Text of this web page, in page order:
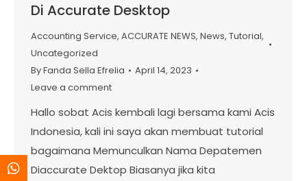
Di Accurate Desktop
Accounting Service, ACCURATE NEWS, News, Tutorial,
Uncategorized
ByFanda Sella Efrelia
April 14, 2023
Leave a comment
Hallo sobat Acis kembali lagi bersama kami Acis
Indonesia, kali ini saya akan membuat tutorial
bagaimana Memunculkan Nama Depatemen
Diaccurate Dektop Biasanya jika kita